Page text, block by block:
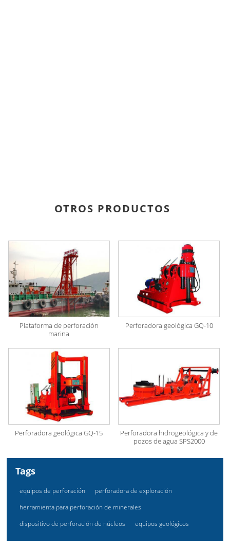
OTROS PRODUCTOS
Plataforma de perforación
marina
Perforadora geológica GQ-10
Perforadora geológica GQ-15
Perforadora hidrogeológica y de
pozos de agua SPS2000
Tags
equipos de perforación
perforadora de exploración
herramienta para perforación de minerales
dispositivo de perforación de núcleos
equipos geológicos